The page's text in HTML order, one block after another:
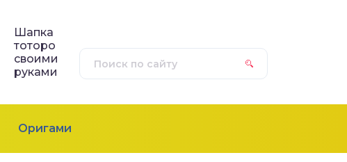
Шапка
тоторо
своими
руками
Оригами